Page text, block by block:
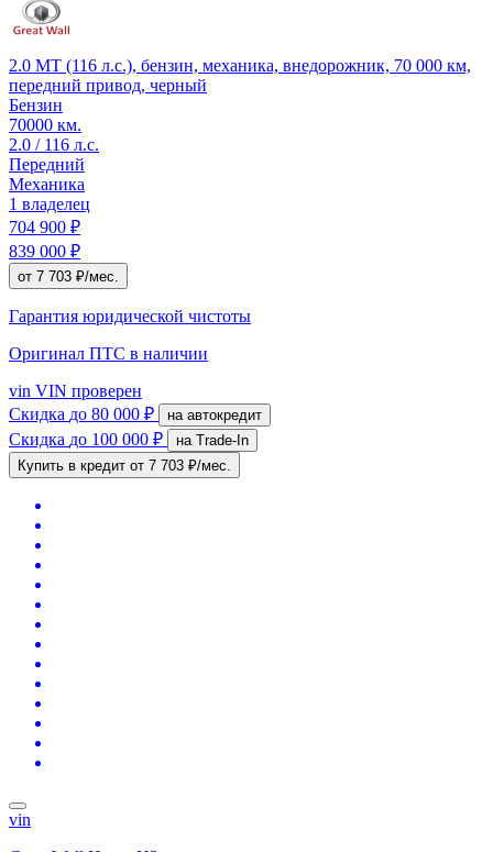
2.0 MT (116 л.с.), бензин, механика, внедорожник, 70 000 км,
передний привод, черный
Бензин
70000 км.
2.0 / 116 л.с.
Передний
Механика
1 владелец
704 900 ₽
839 000 ₽
от 7 703 ₽/мес.
Гарантия юридической чистоты
Оригинал ПТС в наличии
vin VIN проверен
Скидка до 80 000 ₽ на автокредит
Скидка до 100 000 ₽
на Trade-In
Купить в кредит от 7 703 ₽/мес.
vin